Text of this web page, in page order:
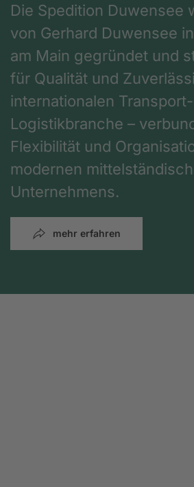
Die Spedition Duwensee
von Gerhard Duwensee
am Main gegründet und
für Qualität und
internationalen
Logistikbranche –
Flexibilität und
modernen
Unternehmens.
mehr erfahren